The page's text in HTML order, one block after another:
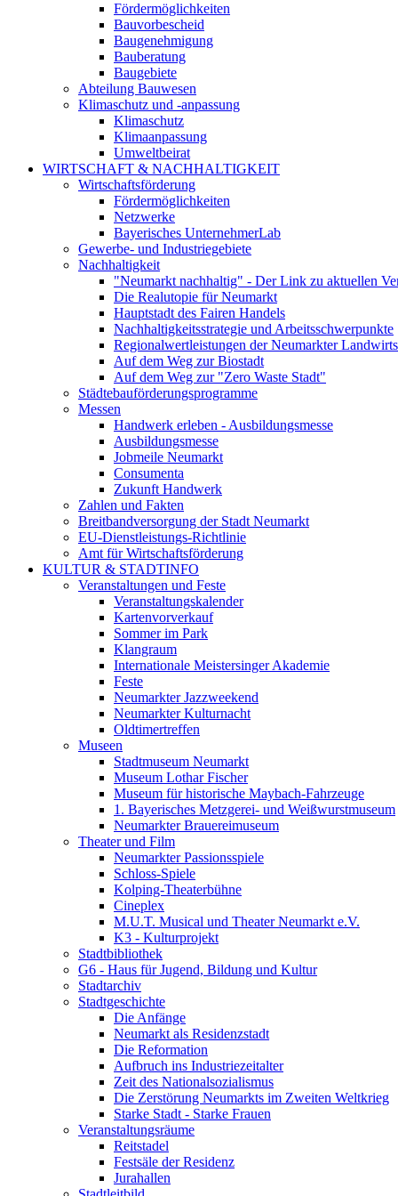
Fördermöglichkeiten
Bauvorbescheid
Baugenehmigung
Bauberatung
Baugebiete
Abteilung Bauwesen
Klimaschutz und -anpassung
Klimaschutz
Klimaanpassung
Umweltbeirat
WIRTSCHAFT & NACHHALTIGKEIT
Wirtschaftsförderung
Fördermöglichkeiten
Netzwerke
Bayerisches UnternehmerLab
Gewerbe- und Industriegebiete
Nachhaltigkeit
"Neumarkt nachhaltig" - Der Link zu aktuellen
Die Realutopie für Neumarkt
Hauptstadt des Fairen Handels
Nachhaltigkeitsstrategie und Arbeitsschwerpunkte
Regionalwertleistungen der Neumarkter
Auf dem Weg zur Biostadt
Auf dem Weg zur "Zero Waste Stadt"
Städtebauförderungsprogramme
Messen
Handwerk erleben - Ausbildungsmesse
Ausbildungsmesse
Jobmeile Neumarkt
Consumenta
Zukunft Handwerk
Zahlen und Fakten
Breitbandversorgung der Stadt Neumarkt
EU-Dienstleistungs-Richtlinie
Amt für Wirtschaftsförderung
KULTUR & STADTINFO
Veranstaltungen und Feste
Veranstaltungskalender
Kartenvorverkauf
Sommer im Park
Klangraum
Internationale Meistersinger Akademie
Feste
Neumarkter Jazzweekend
Neumarkter Kulturnacht
Oldtimertreffen
Museen
Stadtmuseum Neumarkt
Museum Lothar Fischer
Museum für historische Maybach-Fahrzeuge
1. Bayerisches Metzgerei- und Weißwurstmuseum
Neumarkter Brauereimuseum
Theater und Film
Neumarkter Passionsspiele
Schloss-Spiele
Kolping-Theaterbühne
Cineplex
M.U.T. Musical und Theater Neumarkt e.V.
K3 - Kulturprojekt
Stadtbibliothek
G6 - Haus für Jugend, Bildung und Kultur
Stadtarchiv
Stadtgeschichte
Die Anfänge
Neumarkt als Residenzstadt
Die Reformation
Aufbruch ins Industriezeitalter
Zeit des Nationalsozialismus
Die Zerstörung Neumarkts im Zweiten Weltkrieg
Starke Stadt - Starke Frauen
Veranstaltungsräume
Reitstadel
Festsäle der Residenz
Jurahallen